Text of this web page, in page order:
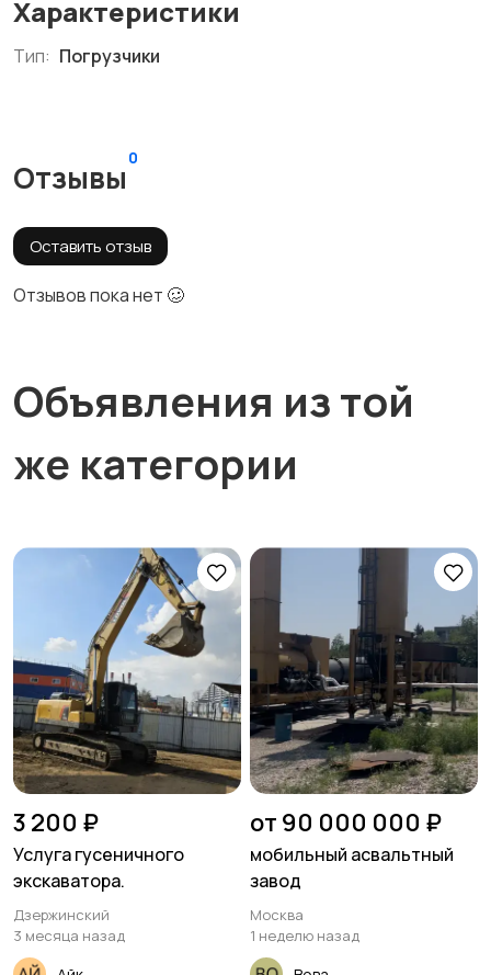
Характеристики
Тип: Погрузчики
Отзывы
0
Оставить отзыв
Отзывов пока нет 🥴
Объявления из той
же категории
3 200 ₽
Услуга гусеничного
экскаватора.
Дзержинский
3 месяца назад
от 90 000 000 ₽
мобильный асвальтный
завод
Москва
1 неделю назад